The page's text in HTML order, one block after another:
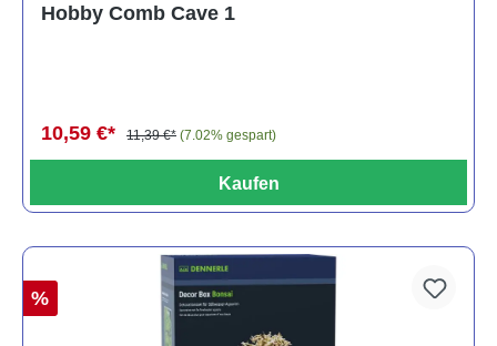
Hobby Comb Cave 1
10,59 €* 11,39 €* (7.02% gespart)
Kaufen
%